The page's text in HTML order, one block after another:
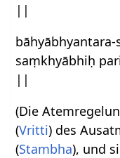
||
saṃkhyābhiḥ
||
(Die
(Vritti) des
(Stambha), und